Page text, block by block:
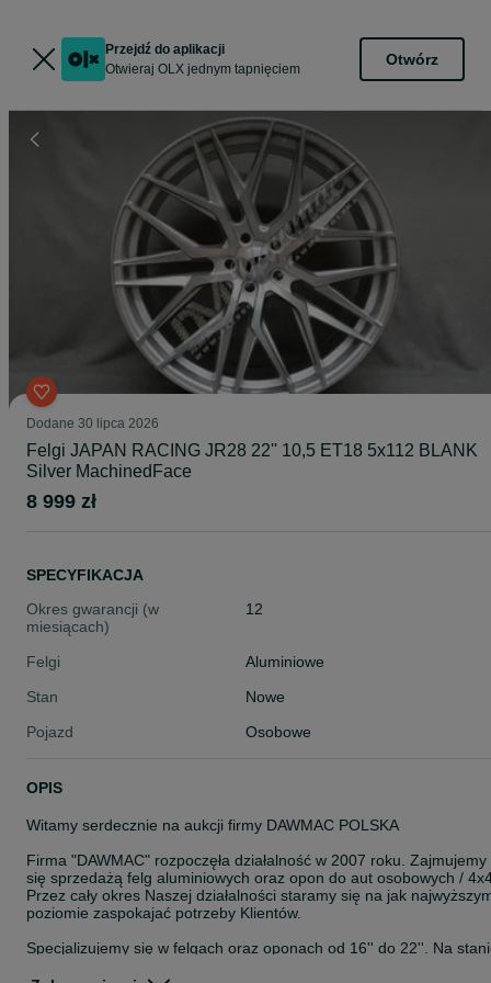
Przejdź do aplikacji
Otwieraj OLX jednym tapnięciem
Otwórz
Dodane 30 lipca 2026
Felgi JAPAN RACING JR28 22'' 10,5 ET18 5x112 BLANK
Silver MachinedFace
8 999 zł
SPECYFIKACJA
Okres gwarancji (w
miesiącach)
12
Felgi
Aluminiowe
Stan
Nowe
Pojazd
Osobowe
OPIS
Witamy serdecznie na aukcji firmy DAWMAC POLSKA
Firma "DAWMAC" rozpoczęła działalność w 2007 roku. Zajmujemy
się sprzedażą felg aluminiowych oraz opon do aut osobowych /
Przez cały okres Naszej działalności staramy się na jak
poziomie zaspokajać potrzeby Klientów.
Specjalizujemy się w felgach oraz oponach od 16'' do 22''. Na